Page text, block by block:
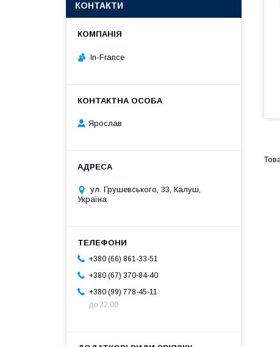
КОНТАКТИ
In-France
Ярослав
ул. Грушевського, 33, Калуш,
Україна
+380 (66) 861-33-51
+380 (67) 370-84-40
+380 (99) 778-45-11
до 22:00